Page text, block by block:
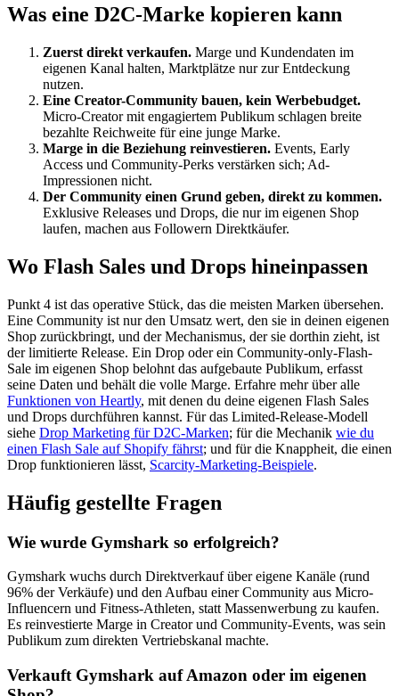
Was eine D2C-Marke kopieren kann
Zuerst direkt verkaufen. Marge und Kundendaten im
eigenen Kanal halten, Marktplätze nur zur Entdeckung
nutzen.
Eine Creator-Community bauen, kein Werbebudget.
Micro-Creator mit engagiertem Publikum schlagen breite
bezahlte Reichweite für eine junge Marke.
Marge in die Beziehung reinvestieren. Events, Early
Access und Community-Perks verstärken sich; Ad-
Impressionen nicht.
Der Community einen Grund geben, direkt zu kommen.
Exklusive Releases und Drops, die nur im eigenen Shop
laufen, machen aus Followern Direktkäufer.
Wo Flash Sales und Drops hineinpassen
Punkt 4 ist das operative Stück, das die meisten Marken übersehen.
Eine Community ist nur den Umsatz wert, den sie in deinen eigenen
Shop zurückbringt, und der Mechanismus, der sie dorthin zieht, ist
der limitierte Release. Ein Drop oder ein Community-only-Flash-
Sale im eigenen Shop belohnt das aufgebaute Publikum, erfasst
seine Daten und behält die volle Marge. Erfahre mehr über alle
Funktionen von Heartly, mit denen du deine eigenen Flash Sales
und Drops durchführen kannst. Für das Limited-Release-Modell
siehe Drop Marketing für D2C-Marken; für die Mechanik wie du
einen Flash Sale auf Shopify fährst; und für die Knappheit, die einen
Drop funktionieren lässt, Scarcity-Marketing-Beispiele.
Häufig gestellte Fragen
Wie wurde Gymshark so erfolgreich?
Gymshark wuchs durch Direktverkauf über eigene Kanäle (rund
96% der Verkäufe) und den Aufbau einer Community aus Micro-
Influencern und Fitness-Athleten, statt Massenwerbung zu kaufen.
Es reinvestierte Marge in Creator und Community-Events, was sein
Publikum zum direkten Vertriebskanal machte.
Verkauft Gymshark auf Amazon oder im eigenen